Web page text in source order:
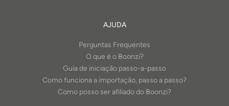
AJUDA
Perguntas Frequentes
O que é o Boonzi?
Guia de iniciação passo-a-passo
Como funciona a importação, passo a passo?
Como posso ser afiliado do Boonzi?